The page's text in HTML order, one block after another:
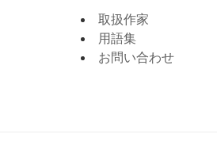
取扱作家
用語集
お問い合わせ